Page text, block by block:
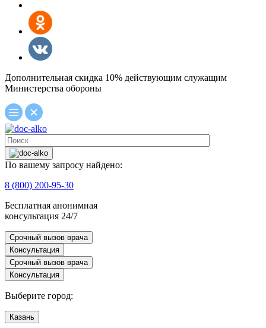
Дополнительная скидка 10% действующим служащим
Министерства обороны
По вашему запросу найдено:
8 (800) 200-95-30
Бесплатная анонимная
консультация 24/7
Срочный вызов врача
Консультация
Срочный вызов врача
Консультация
Выберите город:
Казань